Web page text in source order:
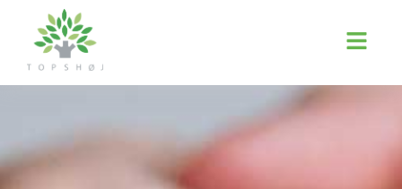
Ferieplan